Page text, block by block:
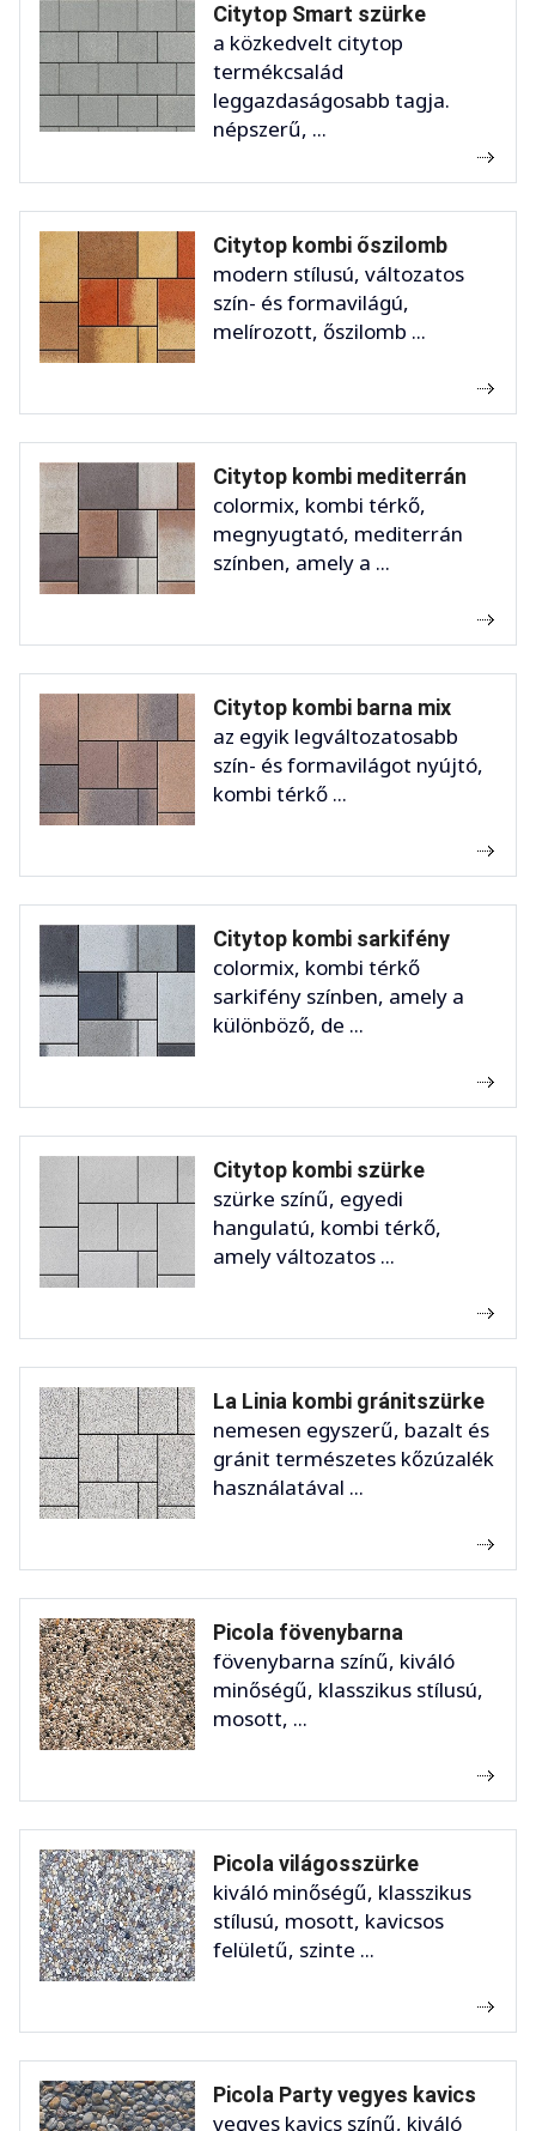
Citytop Smart szürke
a közkedvelt citytop
termékcsalád
leggazdaságosabb tagja.
népszerű, ...
Citytop kombi őszilomb
modern stílusú, változatos
szín- és formavilágú,
melírozott, őszilomb ...
Citytop kombi mediterrán
colormix, kombi térkő,
megnyugtató, mediterrán
színben, amely a ...
Citytop kombi barna mix
az egyik legváltozatosabb
szín- és formavilágot nyújtó,
kombi térkő ...
Citytop kombi sarkifény
colormix, kombi térkő
sarkifény színben, amely a
különböző, de ...
Citytop kombi szürke
szürke színű, egyedi
hangulatú, kombi térkő,
amely változatos ...
La Linia kombi gránitszürke
nemesen egyszerű, bazalt és
gránit természetes kőzúzalék
használatával ...
Picola fövenybarna
fövenybarna színű, kiváló
minőségű, klasszikus stílusú,
mosott, ...
Picola világosszürke
kiváló minőségű, klasszikus
stílusú, mosott, kavicsos
felületű, szinte ...
Picola Party vegyes kavics
vegyes kavics színű, kiváló